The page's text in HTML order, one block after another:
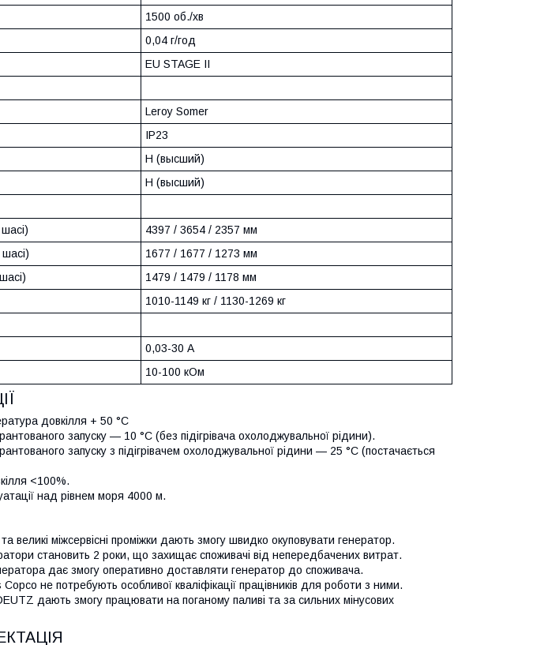
1500 об./хв
0,04 г/год
EU STAGE II
Leroy Somer
IP23
Н (высший)
Н (высший)
4397 / 3654 / 2357 мм
1677 / 1677 / 1273 мм
1479 / 1479 / 1178 мм
1010-1149 кг / 1130-1269 кг
0,03-30 А
10-100 кОм
довкілля + 50 °C
запуску — 10 °C (без підігрівача охолоджувальної рідини).
запуску з підігрівачем охолоджувальної рідини — 25 °C (постачається
<100%.
над рівнем моря 4000 м.
великі міжсервісні проміжки дають змогу швидко окуповувати генератор.
становить 2 роки, що захищає споживачі від непередбачених витрат.
дає змогу оперативно доставляти генератор до споживача.
не потребують особливої кваліфікації працівників для роботи з ними.
дають змогу працювати на поганому паливі та за сильних мінусових